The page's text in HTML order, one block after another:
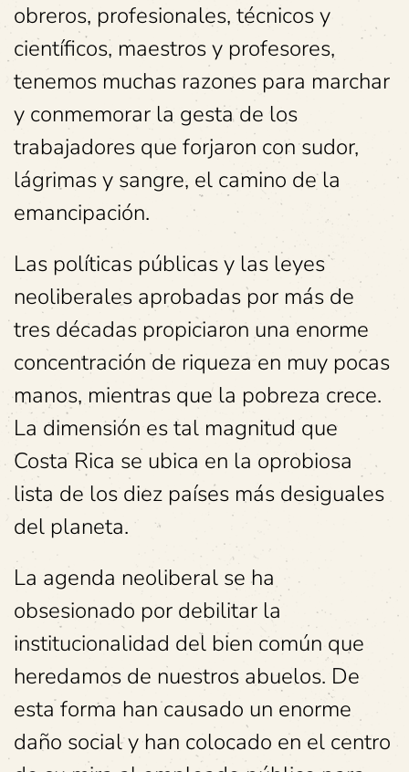
obreros, profesionales, técnicos y
científicos, maestros y profesores,
tenemos muchas razones para marchar
y conmemorar la gesta de los
trabajadores que forjaron con sudor,
lágrimas y sangre, el camino de la
emancipación.
Las políticas públicas y las leyes
neoliberales aprobadas por más de
tres décadas propiciaron una enorme
concentración de riqueza en muy pocas
manos, mientras que la pobreza crece.
La dimensión es tal magnitud que
Costa Rica se ubica en la oprobiosa
lista de los diez países más desiguales
del planeta.
La agenda neoliberal se ha
obsesionado por debilitar la
institucionalidad del bien común que
heredamos de nuestros abuelos. De
esta forma han causado un enorme
daño social y han colocado en el centro